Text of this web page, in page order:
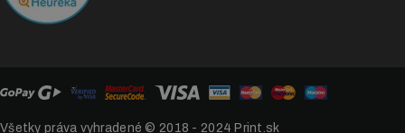
Všetky práva vyhradené © 2018 - 2024 Print.sk